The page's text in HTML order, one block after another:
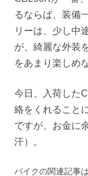
るならば、装備
リーは、少し中
が、綺麗な外装
をあまり楽しめ
今日、入荷した
絡をくれること
ですが、お金に
汗）。
バイクの関連記事